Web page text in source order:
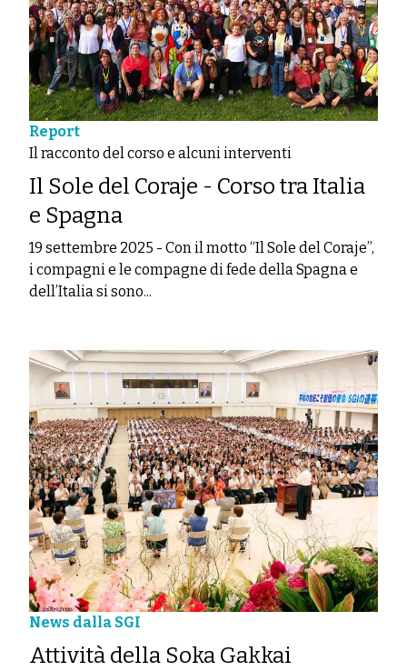
Report
Il racconto del corso e alcuni interventi
Il Sole del Coraje - Corso tra Italia
e Spagna
19 settembre 2025 - Con il motto “Il Sole del Coraje”,
i compagni e le compagne di fede della Spagna e
dell’Italia si sono...
News dalla SGI
Attività della Soka Gakkai